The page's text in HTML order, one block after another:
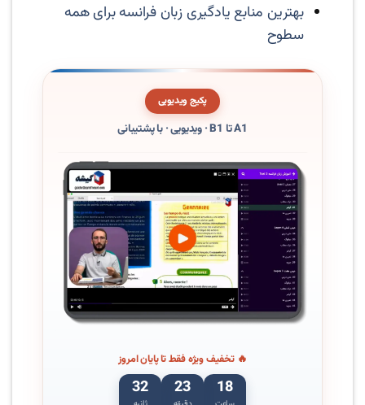
بهترین منابع یادگیری زبان فرانسه برای همه
سطوح
پکیج ویدیویی
A1 تا B1 · ویدیویی · با پشتیبانی
🔥 تخفیف ویژه فقط تا پایان امروز
18
23
31